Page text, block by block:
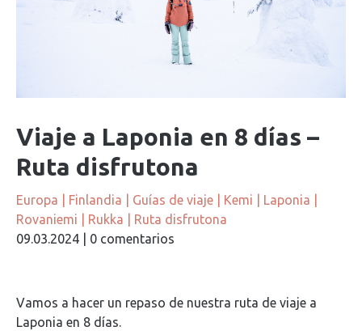
Viaje a Laponia en 8 días –
Ruta disfrutona
Europa Finlandia Guías de viaje Kemi Laponia
Rovaniemi
Rukka
Ruta disfrutona
09.03.2024
0 comentarios
Vamos a hacer un repaso de nuestra ruta de viaje a
Laponia en 8 días.